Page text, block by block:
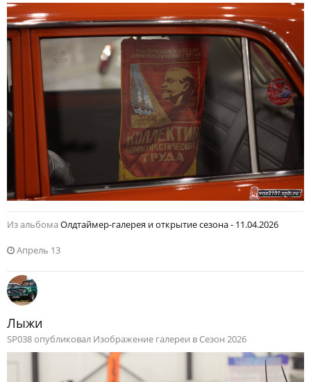
Из альбома Олдтаймер-галерея и открытие сезона - 11.04.2026
Апрель 13
Лыжи
SP038 опубликовал Изображение галереи в Сезон 2026